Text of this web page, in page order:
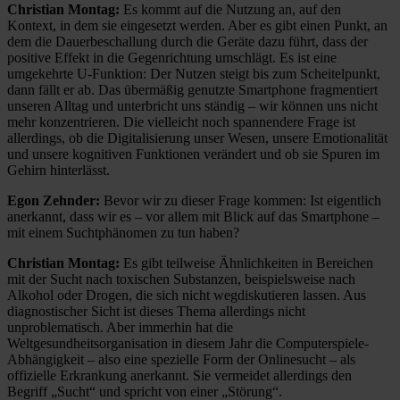
Christian Montag: Es kommt auf die Nutzung an, auf den
Kontext, in dem sie eingesetzt werden. Aber es gibt einen Punkt, an
dem die Dauerbeschallung durch die Geräte dazu führt, dass der
positive Effekt in die Gegenrichtung umschlägt. Es ist eine
umgekehrte U-Funktion: Der Nutzen steigt bis zum Scheitelpunkt,
dann fällt er ab. Das übermäßig genutzte Smartphone fragmentiert
unseren Alltag und unterbricht uns ständig – wir können uns nicht
mehr konzentrieren. Die vielleicht noch spannendere Frage ist
allerdings, ob die Digitalisierung unser Wesen, unsere Emotionalität
und unsere kognitiven Funktionen verändert und ob sie Spuren im
Gehirn hinterlässt.
Egon Zehnder: Bevor wir zu dieser Frage kommen: Ist eigentlich
anerkannt, dass wir es – vor allem mit Blick auf das Smartphone –
mit einem Suchtphänomen zu tun haben?
Christian Montag: Es gibt teilweise Ähnlichkeiten in Bereichen
mit der Sucht nach toxischen Substanzen, beispielsweise nach
Alkohol oder Drogen, die sich nicht wegdiskutieren lassen. Aus
diagnostischer Sicht ist dieses Thema allerdings nicht
unproblematisch. Aber immerhin hat die
Weltgesundheitsorganisation in diesem Jahr die Computerspiele-
Abhängigkeit – also eine spezielle Form der Onlinesucht – als
offizielle Erkrankung anerkannt. Sie vermeidet allerdings den
Begriff „Sucht“ und spricht von einer „Störung“.